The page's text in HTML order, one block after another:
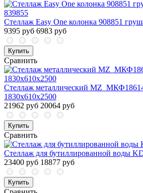
Стеллаж Easy One колонка 908851
9395 руб 6983 руб
Купить
Сравнить
Стеллаж металлический
1830х610х2500
21962 руб 20064 руб
Купить
Сравнить
Стеллаж для бутиллированной воды
23400 руб 18877 руб
Купить